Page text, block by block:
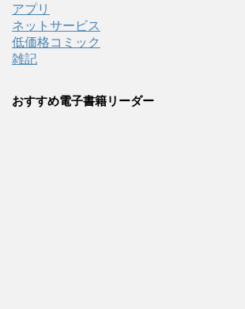
アプリ
ネットサービス
低価格コミック
雑記
おすすめ電子書籍リーダー